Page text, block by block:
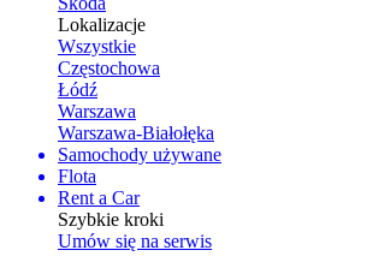
Lokalizacje
Wszystkie
Częstochowa
Łódź
Warszawa
Warszawa-Białołęka
Samochody używane
Flota
Rent a Car
Szybkie kroki
Umów się na serwis